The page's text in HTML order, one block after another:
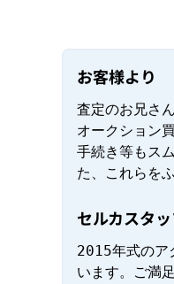
お客様より
査定のお兄さ
オークション
手続き等もス
た、これらを
セルカスタ
2015年式のア
います。ご満